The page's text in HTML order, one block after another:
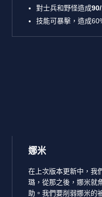
對士兵和野怪造成
技能可暴擊，造成
娜米
在上次版本更新中，我
璐，從那之後，娜米就
助。我們要削弱娜米的